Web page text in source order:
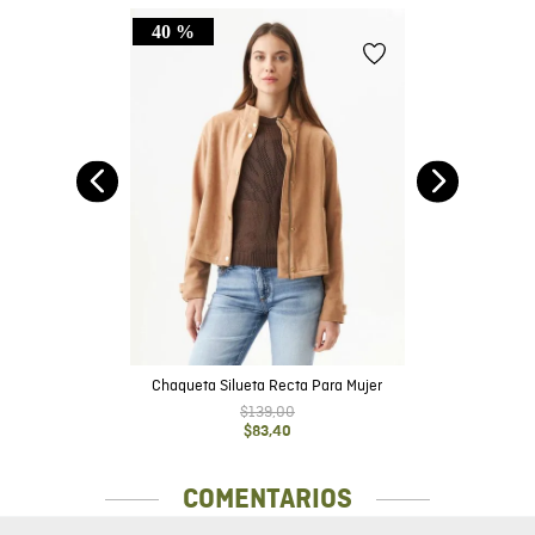
40 %
Chaqueta Silueta Recta Para Mujer
$139,00
$83,40
COMENTARIOS